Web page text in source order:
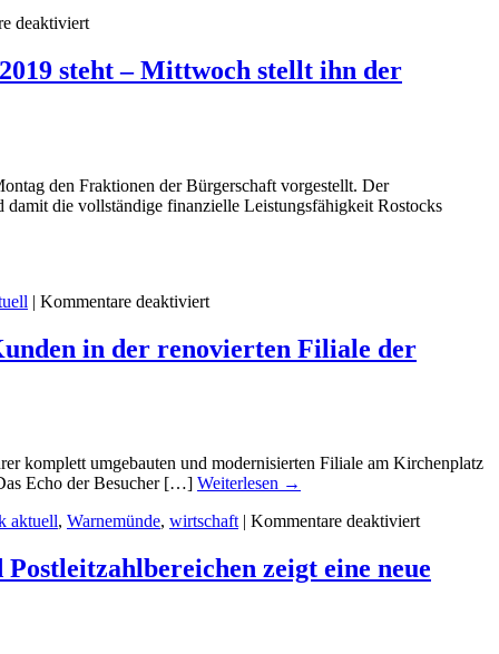
ausgeschöpft
–
in
Rostock
deaktiviertfür
den
vorläufigen
Haushaltsjahr
2019
16,4
Euro
ab
und
Digitalisierung
profitieren
steht – Mittwoch stellt ihn der
den Fraktionen der Bürgerschaft vorgestellt. Der
damit die vollständige finanzielle Leistungsfähigkeit Rostocks
| Kommentare deaktiviertfür
Entwurf
des
Universitätsstadt
Rostock
2018/2019
–
Mittwoch
in der renovierten Filiale der
komplett umgebauten und modernisierten Filiale am Kirchenplatz
Echo der Besucher […] Weiterlesen →
aktuell, Warnemünde, wirtschaft Kommentare deaktiviertfür
vier
zeigt eine neue